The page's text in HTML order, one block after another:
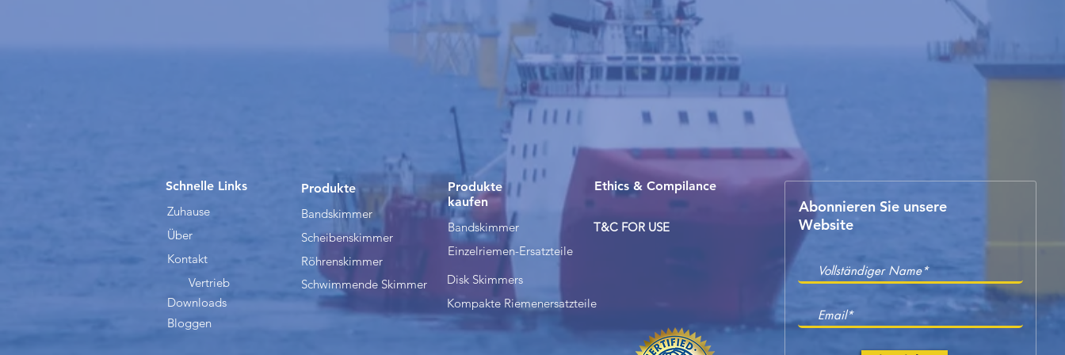
Schnelle Links
Zuhause
Über
Kontakt
Vertrieb
Downloads
Bloggen
Produkte
Bandskimmer
Scheibenskimmer
Röhrenskimmer
Schwimmende Skimmer
Produkte
kaufen
Bandskimmer
Ethics & Compilance
T&C FOR USE
Einzelriemen-Ersatzteile
Disk Skimmers
Kompakte Riemenersatzteile
Abonnieren Sie unsere
Website